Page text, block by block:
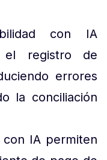
con IA
el registro de
errores
la conciliación
IA permiten